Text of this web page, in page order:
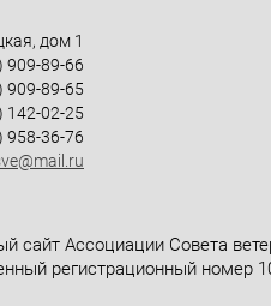
сайт Ассоциации Совета
регистрационный номер
дом 1
909-89-66
909-89-65
142-02-25
958-36-76